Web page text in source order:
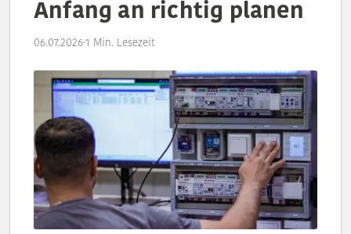
Anfang an richtig planen
06.07.2026·1 Min. Lesezeit